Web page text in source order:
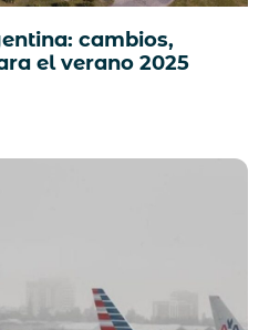
cambios,
el verano 2025